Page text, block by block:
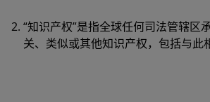
“知识产权”是指全球任何司法管辖
关、类似或其他知识产权，包括与此